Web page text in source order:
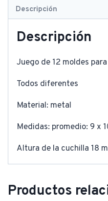
Descripción
Descripción
Juego de 12 moldes
Todos diferentes
Material: metal
Medidas: promedio: 9 x
Altura de la cuchilla 18
Productos